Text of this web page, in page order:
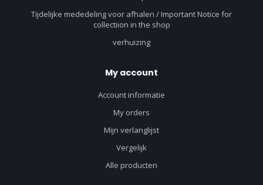
Tijdelijke mededeling voor afhalen / Important Notice for
collectiion in the shop
verhuizing
My account
Account informatie
My orders
Mijn verlanglijst
Vergelijk
Alle producten